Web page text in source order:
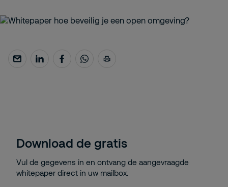
Download de gratis
Vul de gegevens in en ontvang de aangevraagde
whitepaper direct in uw mailbox.